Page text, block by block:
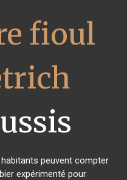
fioul
habitants peuvent compter
expérimenté pour